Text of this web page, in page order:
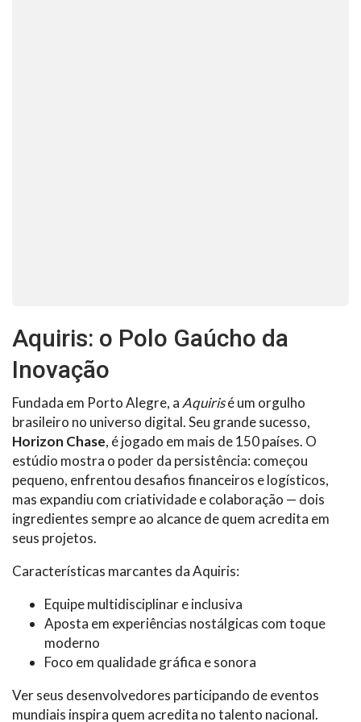
Aquiris: o Polo Gaúcho da
Inovação
Fundada em Porto Alegre, a Aquirisé um orgulho
brasileiro no universo digital. Seu grande sucesso,
Horizon Chase, é jogado em mais de 150 países. O
estúdio mostra o poder da persistência: começou
pequeno, enfrentou desafios financeiros e logísticos,
mas expandiu com criatividade e colaboração — dois
ingredientes sempre ao alcance de quem acredita em
seus projetos.
Características marcantes da Aquiris:
Equipe multidisciplinar e inclusiva
Aposta em experiências nostálgicas com toque
moderno
Foco em qualidade gráfica e sonora
Ver seus desenvolvedores participando de eventos
mundiais inspira quem acredita no talento nacional.